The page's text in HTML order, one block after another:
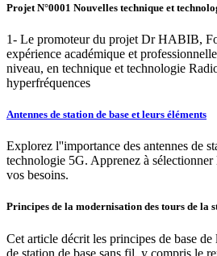
Projet N°0001 Nouvelles technique et
1- Le promoteur du projet Dr HABIB,
expérience académique et
niveau, en technique et technologie
hyperfréquences
Antennes de station de base et leurs éléments
Explorez l''importance des antennes de
technologie 5G. Apprenez à sélectionner
vos besoins.
Principes de la modernisation des tours de la
Cet article décrit les principes de base
de station de base sans fil, y compris le